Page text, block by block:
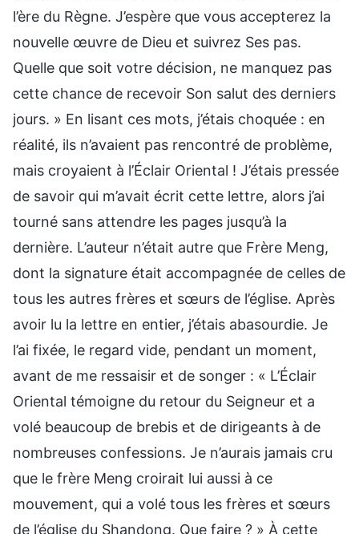
l’ère du Règne. J’espère que vous accepterez la
nouvelle œuvre de Dieu et suivrez Ses pas.
Quelle que soit votre décision, ne manquez pas
cette chance de recevoir Son salut des derniers
jours. » En lisant ces mots, j’étais choquée : en
réalité, ils n’avaient pas rencontré de problème,
mais croyaient à l’Éclair Oriental ! J’étais pressée
de savoir qui m’avait écrit cette lettre, alors j’ai
tourné sans attendre les pages jusqu’à la
dernière. L’auteur n’était autre que Frère Meng,
dont la signature était accompagnée de celles de
tous les autres frères et sœurs de l’église. Après
avoir lu la lettre en entier, j’étais abasourdie. Je
l’ai fixée, le regard vide, pendant un moment,
avant de me ressaisir et de songer : « L’Éclair
Oriental témoigne du retour du Seigneur et a
volé beaucoup de brebis et de dirigeants à de
nombreuses confessions. Je n’aurais jamais cru
que le frère Meng croirait lui aussi à ce
mouvement, qui a volé tous les frères et sœurs
de l’église du Shandong. Que faire ? » À cette